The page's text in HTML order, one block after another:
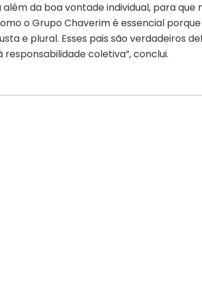
da boa vontade individual, para
o Grupo Chaverim é essencial
e plural. Esses pais são verdadeiros
coletiva”, conclui.